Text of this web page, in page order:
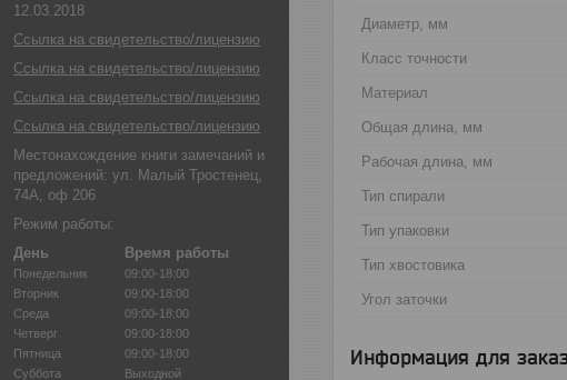
12.03.2018
Ссылка на свидетельство/лицензию
Ссылка на свидетельство/лицензию
Ссылка на свидетельство/лицензию
Ссылка на свидетельство/лицензию
Местонахождение книги замечаний и
предложений: ул. Малый Тростенец,
74А, оф 206
Режим работы:
День
Время работы
Понедельник
09:00-18:00
Вторник
09:00-18:00
Среда
09:00-18:00
Четверг
09:00-18:00
Пятница
09:00-18:00
Суббота
Выходной
Диаметр, мм
Класс точности
Материал
Общая длина, мм
Рабочая длина, мм
Тип спирали
Тип упаковки
Тип хвостовика
Угол заточки
Информация для